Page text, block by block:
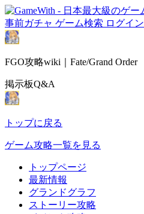
事前ガチャ ゲーム検索 ログイン
FGO攻略wiki｜Fate/Grand Order
掲示板Q&A
トップに戻る
ゲーム攻略一覧を見る
トップページ
最新情報
グランドグラフ
ストーリー攻略